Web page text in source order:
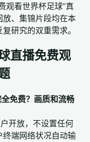
观看世界杯足球”真
、集锦片段均在本
研究的双重需求。
直播免费观
免费？画质和流畅
开放，不设置任何
端网络状况自动输